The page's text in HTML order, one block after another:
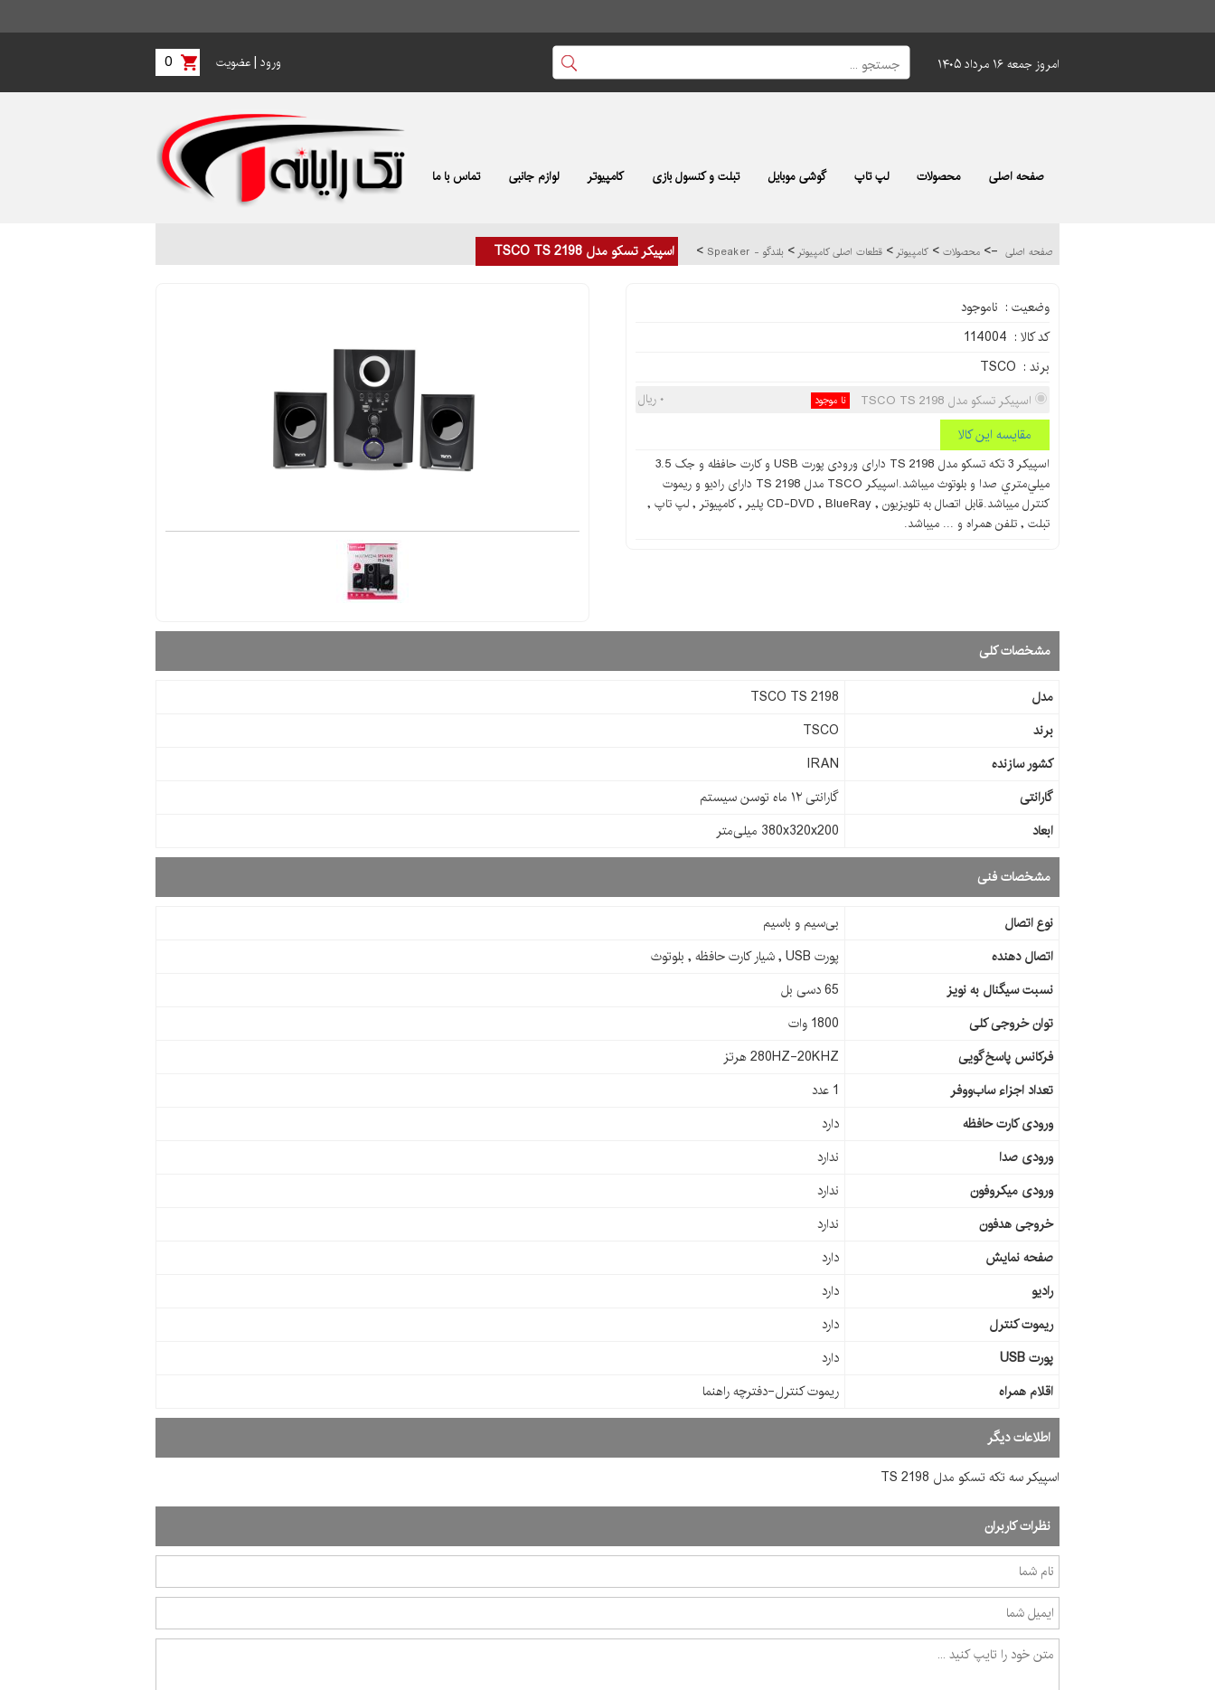
امروز جمعه ۱۶ مرداد ۱۴۰۵ 0 ورود |عضویت
صفحه اصلی محصولات لپ تاپ گوشی موبایل تبلت و کنسول بازی کامپیوتر لوازم جانبی تماس با ما
صفحه اصلی -> محصولات > کامپیوتر > قطعات اصلی کامپیوتر > بلندگو - Speaker > اسپیکر تسکو مدل TSCO TS 2198
وضعیت : ناموجود
کد کالا : 114004
برند : TSCO
۰ ریال اسپیکر تسکو مدل TSCO TS 2198 نا موجود
مقایسه این کالا
اسپیکر 3 تکه تسکو مدل TS 2198 دارای ورودی پورت USB و کارت حافظه و جک 3.5
ميلي‌متري صدا و بلوتوث میباشد.اسپیکر TSCO مدل TS 2198 دارای رادیو و ریموت
کنترل میباشد.قابل اتصال به تلويزيون , CD-DVD , BlueRay پلير , كامپيوتر , لپ تاپ ,
تبلت , تلفن همراه و ... میباشد.
مشخصات کلی
مدل
TSCO TS 2198
برند
TSCO
کشور سازنده
IRAN
گارانتی
گارانتی ۱۲ ماه توسن سیستم
ابعاد
380x320x200 میلی‌متر
مشخصات فنی
نوع اتصال
بی‌سیم و باسیم
اتصال دهنده
پورت USB , شیار کارت حافظه , بلوتوث
نسبت سیگنال به نویز
65 دسی بل
توان خروجی کلی
1800 وات
فرکانس پاسخ‌گویی
280HZ-20KHZ هرتز
تعداد اجزاء ساب‌ووفر
1 عدد
ورودی کارت حافظه
دارد
ورودی صدا
ندارد
ورودی میکروفون
ندارد
خروجی هدفون
ندارد
صفحه نمایش
دارد
رادیو
دارد
ریموت کنترل
دارد
پورت USB
دارد
اقلام همراه
ریموت کنترل-دفترچه راهنما
اطلاعات دیگر
اسپیکر سه تکه تسکو مدل TS 2198
نظرات کاربران